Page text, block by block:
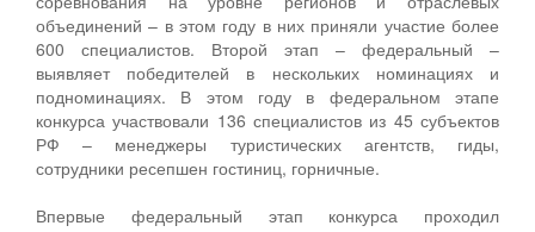
объединений – в этом году в них приняли участие более
600 специалистов. Второй этап – федеральный –
выявляет победителей в нескольких номинациях и
подноминациях. В этом году в федеральном этапе
конкурса участвовали 136 специалистов из 45 субъектов
РФ – менеджеры туристических агентств, гиды,
сотрудники ресепшен гостиниц, горничные.
Впервые федеральный этап конкурса проходил